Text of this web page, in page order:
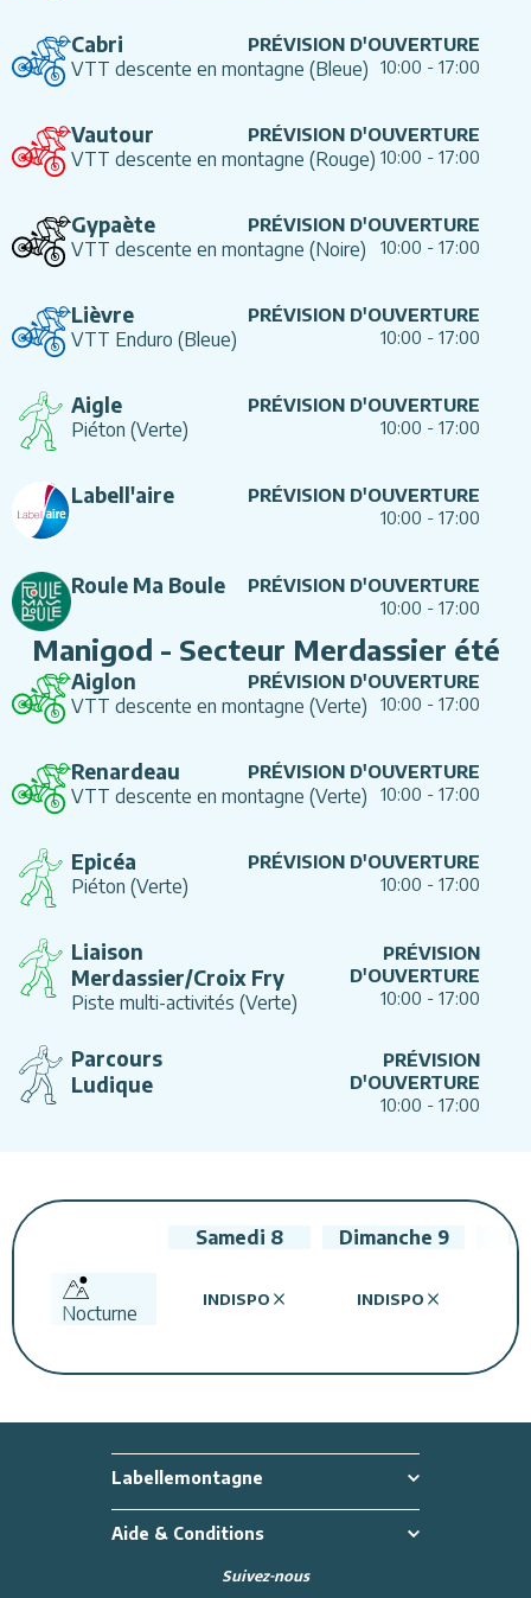
Cabri
PRÉVISION D'OUVERTURE
10:00 - 17:00
VTT descente en montagne (Bleue)
Vautour
PRÉVISION D'OUVERTURE
10:00 - 17:00
VTT descente en montagne (Rouge)
Gypaète
PRÉVISION D'OUVERTURE
10:00 - 17:00
VTT descente en montagne (Noire)
Lièvre
PRÉVISION D'OUVERTURE
10:00 - 17:00
VTT Enduro (Bleue)
Aigle
PRÉVISION D'OUVERTURE
10:00 - 17:00
Piéton (Verte)
Labell'aire
PRÉVISION D'OUVERTURE
10:00 - 17:00
Roule Ma Boule
PRÉVISION D'OUVERTURE
10:00 - 17:00
Manigod - Secteur Merdassier été
Aiglon
PRÉVISION D'OUVERTURE
10:00 - 17:00
VTT descente en montagne (Verte)
Renardeau
PRÉVISION D'OUVERTURE
10:00 - 17:00
VTT descente en montagne (Verte)
Epicéa
PRÉVISION D'OUVERTURE
10:00 - 17:00
Piéton (Verte)
Liaison
Merdassier/Croix Fry
PRÉVISION
D'OUVERTURE
10:00 - 17:00
Piste multi-activités (Verte)
Parcours
Ludique
PRÉVISION
D'OUVERTURE
10:00 - 17:00
Samedi 8 Dimanche 9
Nocturne
INDISPO INDISPO
Labellemontagne
Aide & Conditions
Suivez-nous